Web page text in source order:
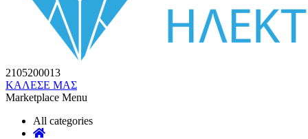
2105200013
ΚΑΛΕΣΕ ΜΑΣ
Marketplace Menu
All categories